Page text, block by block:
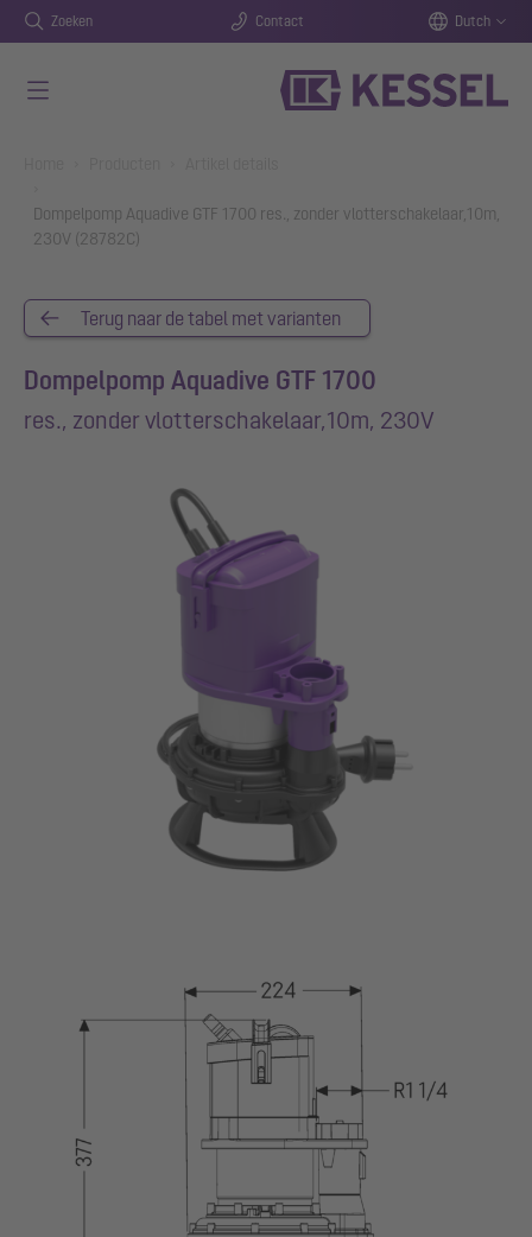
Zoeken Contact Dutch
Dompelpomp Aquadive GTF 1700 res., zonder vlotterschakelaar,10m,
230V (28782C)
Terug naar de tabel met varianten
Dompelpomp Aquadive GTF 1700
res., zonder vlotterschakelaar,10m, 230V